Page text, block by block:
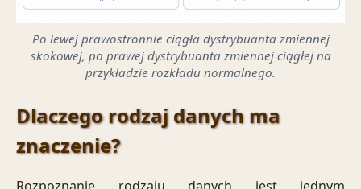
Po lewej prawostronnie ciągła dystrybuanta zmiennej
skokowej, po prawej dystrybuanta zmiennej ciągłej na
przykładzie rozkładu normalnego.
Dlaczego rodzaj danych ma
znaczenie?